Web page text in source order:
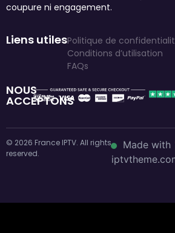
coupure ni engagement.
Liens utilesPolitique de
Conditions d’utilisation
FAQs
NOUS
ACCEPTONS
© 2026 France IPTV. All rights
reserved.
Made with